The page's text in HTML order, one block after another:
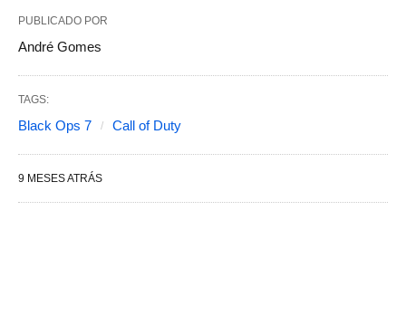
PUBLICADO POR
André Gomes
TAGS:
Black Ops 7 Call of Duty
9 MESES ATRÁS